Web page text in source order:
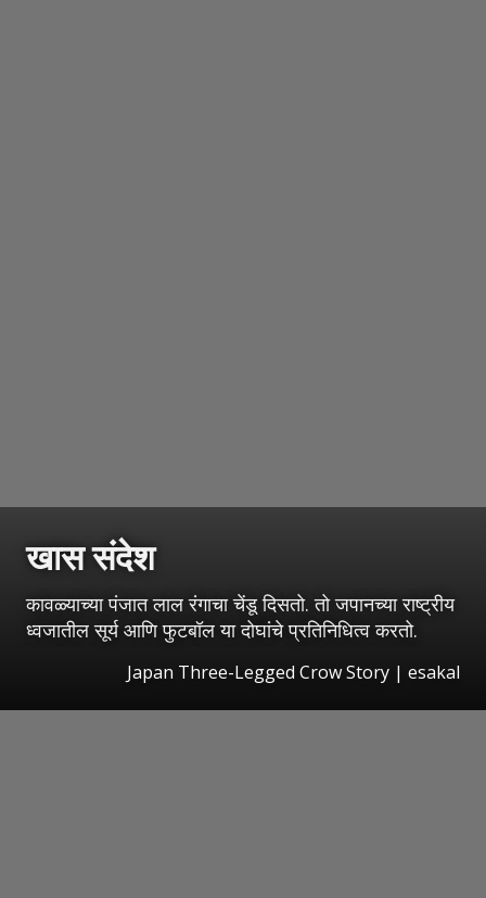
खास संदेश
कावळ्याच्या पंजात लाल रंगाचा चेंडू दिसतो. तो जपानच्या राष्ट्रीय
ध्वजातील सूर्य आणि फुटबॉल या दोघांचे प्रतिनिधित्व करतो.
Japan Three-Legged Crow Story | esakal